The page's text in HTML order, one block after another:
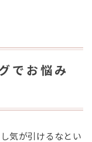
でお悩み
気が引けるなとい